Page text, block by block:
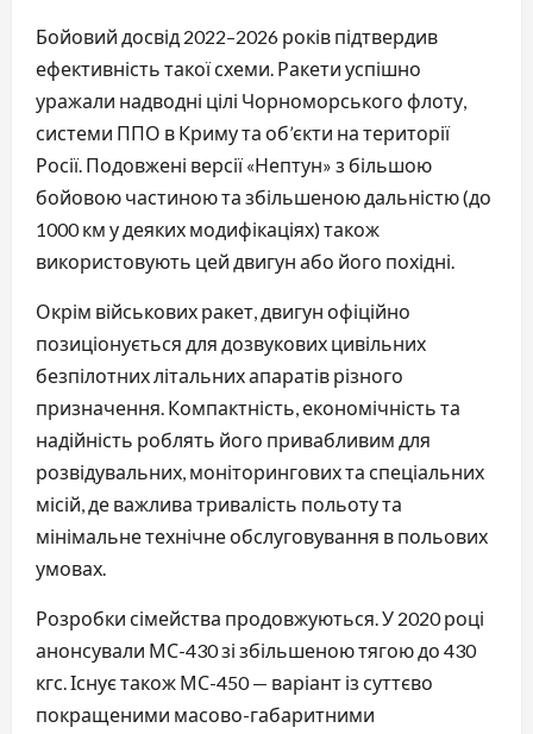
Бойовий досвід 2022–2026 років підтвердив
ефективність такої схеми. Ракети успішно
уражали надводні цілі Чорноморського флоту,
системи ППО в Криму та об’єкти на території
Росії. Подовжені версії «Нептун» з більшою
бойовою частиною та збільшеною дальністю (до
1000 км у деяких модифікаціях) також
використовують цей двигун або його похідні.
Окрім військових ракет, двигун офіційно
позиціонується для дозвукових цивільних
безпілотних літальних апаратів різного
призначення. Компактність, економічність та
надійність роблять його привабливим для
розвідувальних, моніторингових та спеціальних
місій, де важлива тривалість польоту та
мінімальне технічне обслуговування в польових
умовах.
Розробки сімейства продовжуються. У 2020 році
анонсували МС-430 зі збільшеною тягою до 430
кгс. Існує також МС-450 — варіант із суттєво
покращеними масово-габаритними